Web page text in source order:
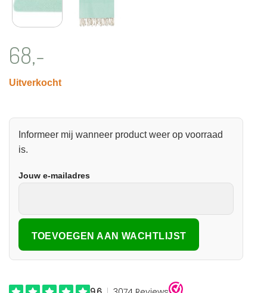
68,-
Uitverkocht
Informeer mij wanneer product weer op voorraad
is.
Jouw e-mailadres